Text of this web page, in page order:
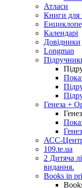
Атласи
Книги для
Календарі
Довідники
Longman
Генеза +
АСС-
109.te.ua
2 Дитяча
видання.
Books in